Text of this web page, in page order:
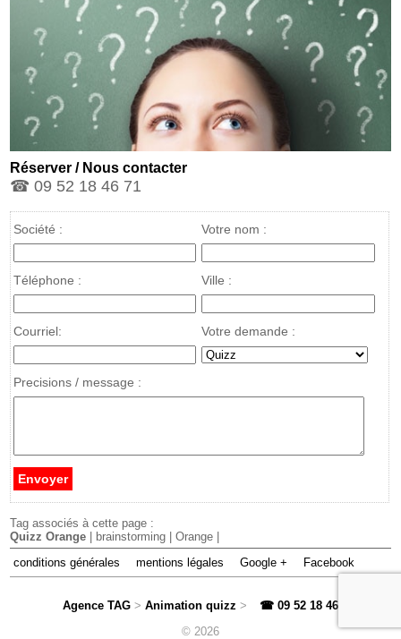
Réserver / Nous contacter
☎ 09 52 18 46 71
Société : Votre nom :
Téléphone : Ville :
Courriel: Votre demande :
Precisions / message :
Tag associés à cette page :
Quizz Orange | brainstorming | Orange |
conditions générales
mentions légales Google + Facebook
Agence TAG > Animation quizz > ☎ 09 52 18 46 71
© 2026